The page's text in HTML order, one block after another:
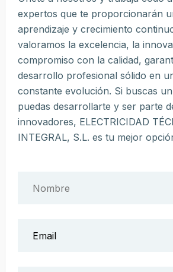
expertos que te proporcionarán
aprendizaje y crecimiento
valoramos la excelencia, la
compromiso con la calidad,
desarrollo profesional sólido en
constante evolución. Si buscas
puedas desarrollarte y ser parte
innovadores, ELECTRICIDAD
INTEGRAL, S.L. es tu mejor